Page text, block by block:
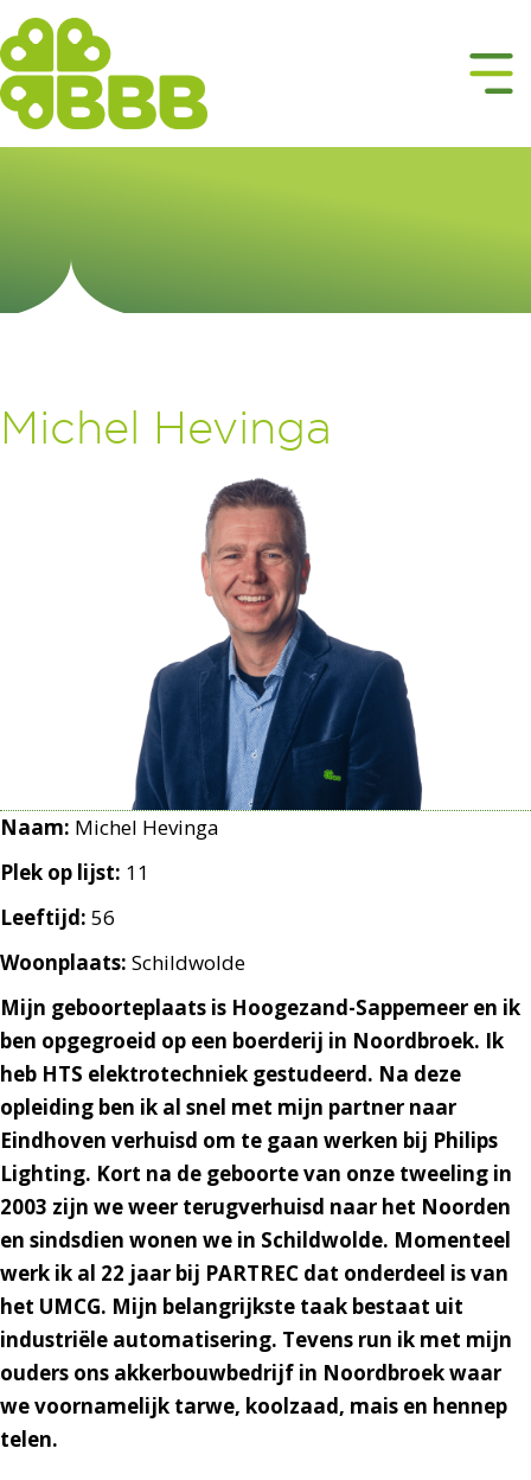
Michel Hevinga
Mijn geboorteplaats is Hoogezand-Sappemeer en ik
ben opgegroeid op een boerderij in Noordbroek. Ik
heb HTS elektrotechniek gestudeerd. Na deze
opleiding ben ik al snel met mijn partner naar
Eindhoven verhuisd om te gaan werken bij Philips
Lighting. Kort na de geboorte van onze tweeling in
2003 zijn we weer terugverhuisd naar het Noorden
en sindsdien wonen we in Schildwolde. Momenteel
werk ik al 22 jaar bij PARTREC dat onderdeel is van
het UMCG. Mijn belangrijkste taak bestaat uit
industriële automatisering. Tevens run ik met mijn
ouders ons akkerbouwbedrijf in Noordbroek waar
we voornamelijk tarwe, koolzaad, mais en hennep
telen.
Naam: Michel Hevinga
Plek op lijst: 11
Leeftijd: 56
Woonplaats: Schildwolde